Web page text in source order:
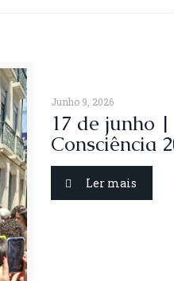
Junho 9, 2026
17 de junho
Consciência
Ler mais